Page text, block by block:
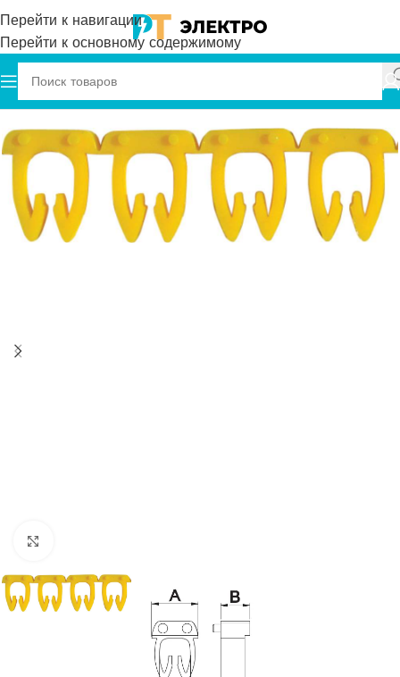
Перейти к навигации
Перейти к основному содержимому
Главная Onka Маркировка кабеля